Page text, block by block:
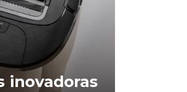
inovadoras